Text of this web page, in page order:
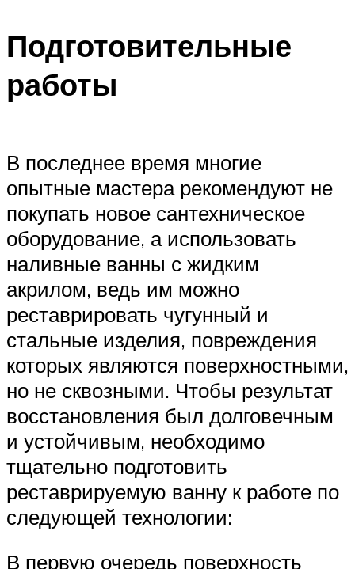
Подготовительные
работы
В последнее время многие
опытные мастера рекомендуют не
покупать новое сантехническое
оборудование, а использовать
наливные ванны с жидким
акрилом, ведь им можно
реставрировать чугунный и
стальные изделия, повреждения
которых являются поверхностными,
но не сквозными. Чтобы результат
восстановления был долговечным
и устойчивым, необходимо
тщательно подготовить
реставрируемую ванну к работе по
следующей технологии:
В первую очередь поверхность